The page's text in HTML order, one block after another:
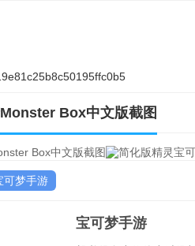
Box中文版截图
可梦手游
宝可梦手游